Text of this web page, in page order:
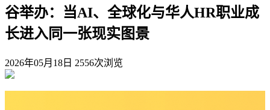
谷举办：当AI、全球化与华人HR职业成
长进入同一张现实图景
2026年05月18日 2556次浏览